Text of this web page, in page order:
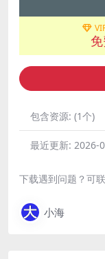
包含资源: (1个)
最近更新: 2026-
下载遇到问题？可
小海